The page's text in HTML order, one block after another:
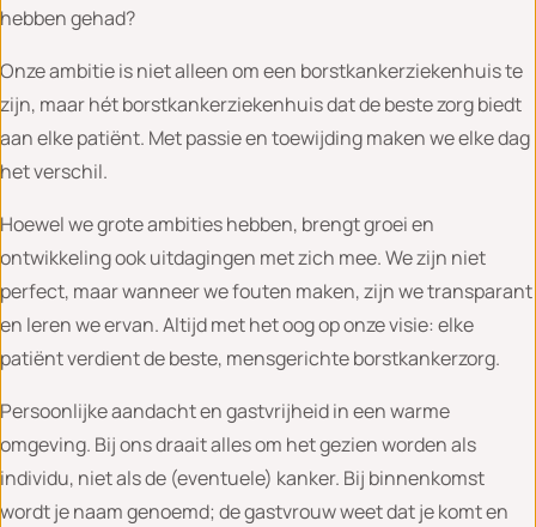
hebben gehad?
Onze ambitie is niet alleen om een borstkankerziekenhuis te
zijn, maar hét borstkankerziekenhuis dat de beste zorg biedt
aan elke patiënt. Met passie en toewijding maken we elke dag
het verschil.
Hoewel we grote ambities hebben, brengt groei en
ontwikkeling ook uitdagingen met zich mee. We zijn niet
perfect, maar wanneer we fouten maken, zijn we transparant
en leren we ervan. Altijd met het oog op onze visie: elke
patiënt verdient de beste, mensgerichte borstkankerzorg.
Persoonlijke aandacht en gastvrijheid in een warme
omgeving. Bij ons draait alles om het gezien worden als
individu, niet als de (eventuele) kanker. Bij binnenkomst
wordt je naam genoemd; de gastvrouw weet dat je komt en